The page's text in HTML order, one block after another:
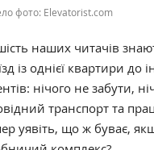
фото: Elevatorist.com
наших читачів
із однієї квартири до
нічого не забути,
транспорт та
уявіть, що ж буває,